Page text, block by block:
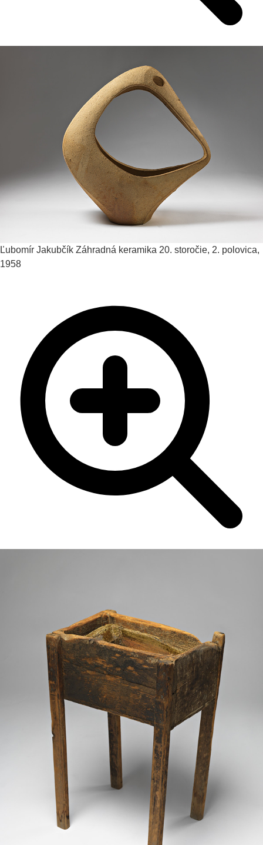
Ľubomír Jakubčík Záhradná keramika 20. storočie, 2. polovica,
1958